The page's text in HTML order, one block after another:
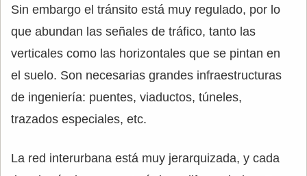
Sin embargo el tránsito está muy regulado, por lo
que abundan las señales de tráfico, tanto las
verticales como las horizontales que se pintan en
el suelo. Son necesarias grandes infraestructuras
de ingeniería: puentes, viaductos, túneles,
trazados especiales, etc.
La red interurbana está muy jerarquizada, y cada